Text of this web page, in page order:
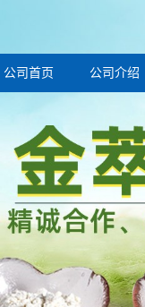
公司首页 公司介绍